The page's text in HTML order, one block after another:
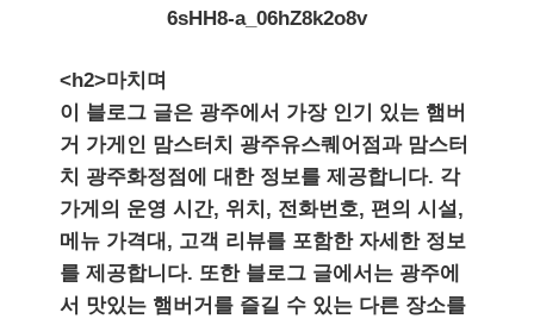
6sHH8-a_06hZ8k2o8v
<h2>마치며
이 블로그 글은 광주에서 가장 인기 있는 햄버
거 가게인 맘스터치 광주유스퀘어점과 맘스터
치 광주화정점에 대한 정보를 제공합니다. 각
가게의 운영 시간, 위치, 전화번호, 편의 시설,
메뉴 가격대, 고객 리뷰를 포함한 자세한 정보
를 제공합니다. 또한 블로그 글에서는 광주에
서 맛있는 햄버거를 즐길 수 있는 다른 장소를